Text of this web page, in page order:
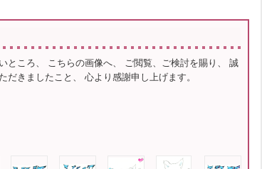
ところ、 こちらの画像へ、 ご閲覧、ご検討を賜り、 誠
だきましたこと、 心より感謝申し上げます。